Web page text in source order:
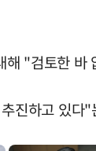
"검토한 바
진하고 있다